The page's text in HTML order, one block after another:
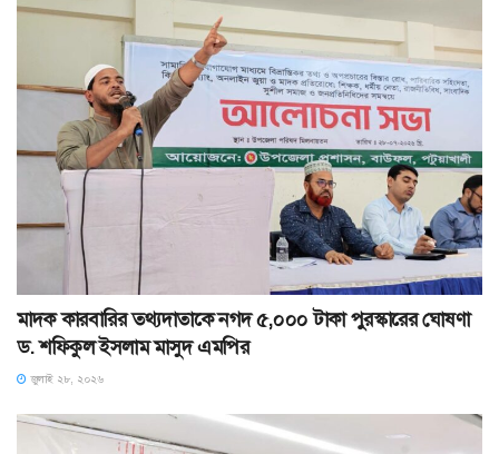
মাদক কারবারির তথ্যদাতাকে নগদ ৫,০০০ টাকা পুরস্কারের ঘোষণা
ড. শফিকুল ইসলাম মাসুদ এমপির
জুলাই ২৮, ২০২৬